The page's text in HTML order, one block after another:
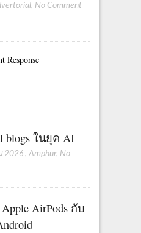
, No Comment
Response
blogs ในยุค AI
2026 , Amphur, No
AirPods กับ